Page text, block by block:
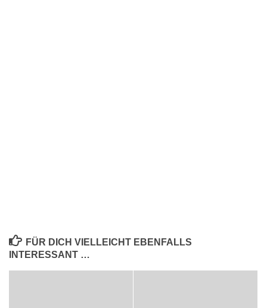
FÜR DICH VIELLEICHT EBENFALLS
INTERESSANT …